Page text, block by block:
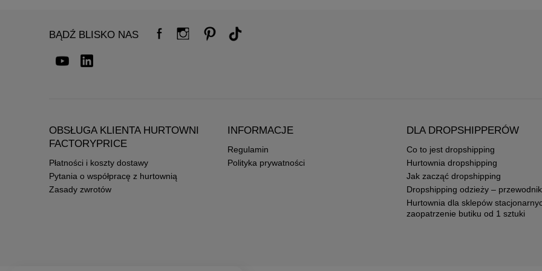
BĄDŹ BLISKO NAS
OBSŁUGA KLIENTA HURTOWNI
FACTORYPRICE
Płatności i koszty dostawy
Pytania o współpracę z hurtownią
Zasady zwrotów
INFORMACJE
Regulamin
Polityka prywatności
DLA DROPSHIPPERÓW
Co to jest dropshipping
Hurtownia dropshipping
Jak zacząć dropshipping
Dropshipping odzieży – przewodnik
Hurtownia dla sklepów
zaopatrzenie butiku od 1 sztuki